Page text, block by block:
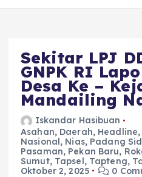
Sekitar LPJ
GNPK RI
Desa Ke –
Mandailing
Iskandar Hasibuan
Asahan, Daerah, Headline
Nasional, Nias, Padang
Pasaman, Pekan Baru,
Sumut, Tapsel, Tapteng,
Oktober 2, 2025
0